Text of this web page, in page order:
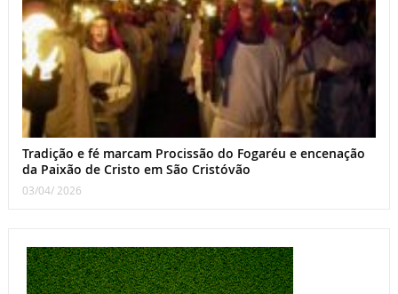
Tradição e fé marcam Procissão do Fogaréu e encenação
da Paixão de Cristo em São Cristóvão
03/04/ 2026